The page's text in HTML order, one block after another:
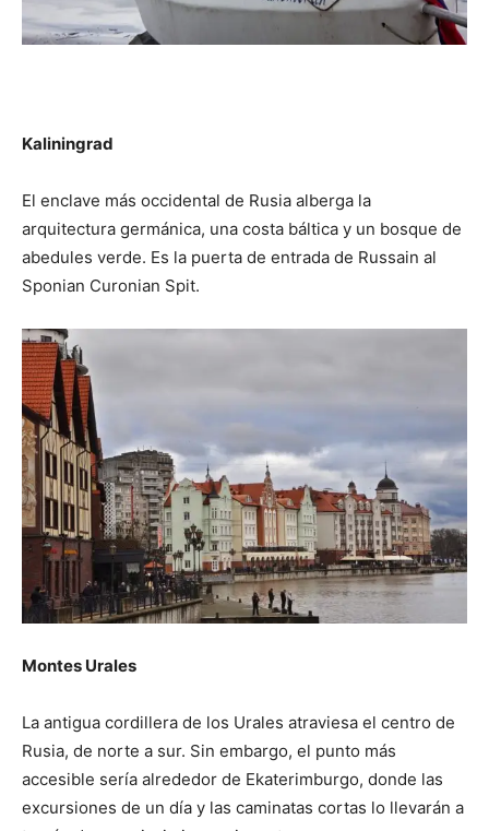
Kaliningrad
El enclave más occidental de Rusia alberga la
arquitectura germánica, una costa báltica y un bosque de
abedules verde. Es la puerta de entrada de Russain al
Sponian Curonian Spit.
Montes Urales
La antigua cordillera de los Urales atraviesa el centro de
Rusia, de norte a sur. Sin embargo, el punto más
accesible sería alrededor de Ekaterimburgo, donde las
excursiones de un día y las caminatas cortas lo llevarán a